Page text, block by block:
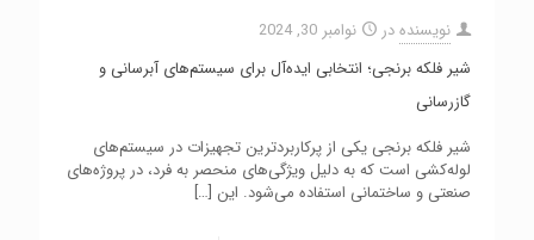
نویسندهدر
نوامبر 30, 2024
شیر فلکه برنجی؛ انتخابی ایده‌آل برای سیستم‌های آبرسانی و
گازرسانی
شیر فلکه برنجی یکی از پرکاربردترین تجهیزات در سیستم‌های
لوله‌کشی است که به دلیل ویژگی‌های منحصر به فرد، در پروژه‌های
صنعتی و ساختمانی استفاده می‌شود. این […]